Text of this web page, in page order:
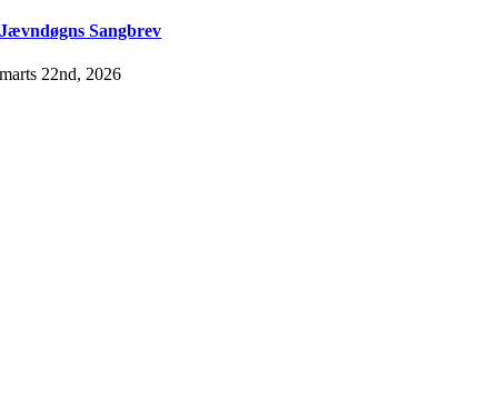
Jævndøgns Sangbrev
marts 22nd, 2026